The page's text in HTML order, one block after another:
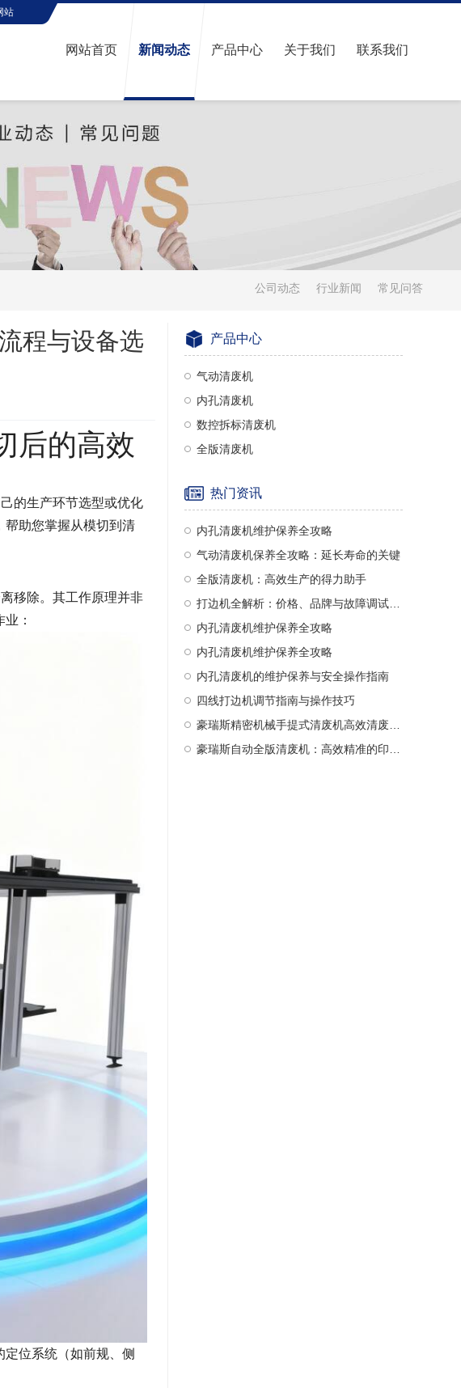
站
网站首页 新闻动态 产品中心 关于我们 联系我们
公司动态 行业新闻 常见问答
程与设备选
后的高效
的生产环节选型或优化
帮助您掌握从模切到清
移除。其工作原理并非
：
位系统（如前规、侧
产品中心
气动清废机
内孔清废机
数控拆标清废机
全版清废机
热门资讯
内孔清废机维护保养全攻略
气动清废机保养全攻略：延长寿命的关键
全版清废机：高效生产的得力助手
内孔清废机维护保养全攻略
内孔清废机维护保养全攻略
内孔清废机的维护保养与安全操作指南
四线打边机调节指南与操作技巧